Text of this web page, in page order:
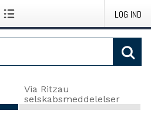
LOG IND
Via Ritzau
selskabsmeddelelser